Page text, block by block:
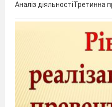
Аналіз діяльностіТретинна